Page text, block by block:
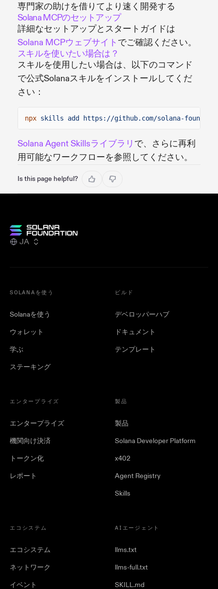
専門家の助けを借りてより速く開発する
Solana MCPのセットアップ
詳細なセットアップとスタートガイドは
Solana MCPウェブサイト でご確認ください。
スキルを使いたい場合は？
スキルを使用したい場合は、以下のコマンド
で公式Solanaスキルをインストールしてくだ
さい：
npx skills add https://github.com/solana-
Solana Agent Skillsライブラリ で、さらに再利
用可能なワークフローを参照してください。
Is this page helpful?
JA
SOLANAを使う
Solanaを使う
ウォレット
学ぶ
ステーキング
ビルド
デベロッパーハブ
ドキュメント
テンプレート
エンタープライズ
エンタープライズ
機関向け決済
トークン化
レポート
製品
製品
Solana Developer Platform
x402
Agent Registry
Skills
エコシステム
エコシステム
ネットワーク
イベント
AIエージェント
llms.txt
llms-full.txt
SKILL.md